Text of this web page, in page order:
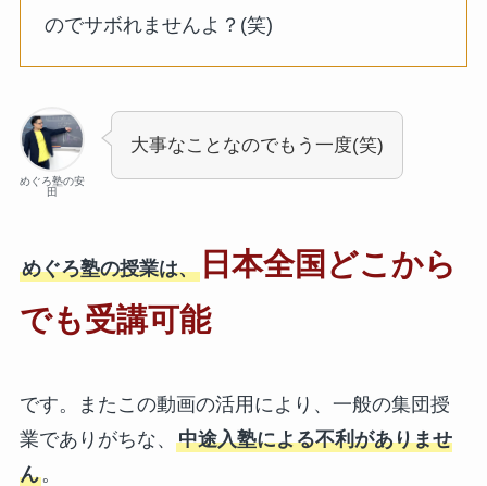
のでサボれませんよ？(笑)
めぐろ塾の安
田
大事なことなのでもう一度(笑)
めぐろ塾の授業は、日本全国どこから
でも受講可能
です。またこの動画の活用により、一般の集団授
業でありがちな、 中途入塾による不利がありませ
ん。